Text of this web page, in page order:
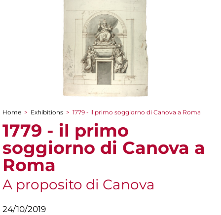
You are here
Home > Exhibitions > 1779 - il primo soggiorno di Canova a Roma
1779 - il primo
soggiorno di Canova a
Roma
A proposito di Canova
24/10/2019